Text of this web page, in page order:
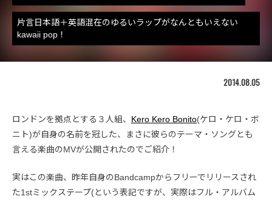
片言日本語＋英語混在のゆるいラップがなんともいえない
kawaii pop！
2014.08.05
ロンドンを拠点とする３人組、 Kero Kero Bonito(ケロ・ケロ・ボ
ニト)が自身の名前を冠した、まさに彼らのテーマ・ソングとも
言える楽曲のMVが公開されたのでご紹介！
実はこの楽曲、昨年自身のBandcampからフリーでリリースされ
た1stミックステープ(という表記ですが、実際はフル・アルバム